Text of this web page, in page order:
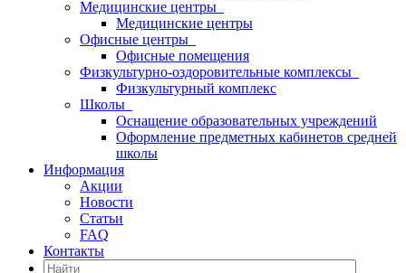
Медицинские центры
Медицинские центры
Офисные центры
Офисные помещения
Физкультурно-оздоровительные комплексы
Физкультурный комплекс
Школы
Оснащение образовательных учреждений
Оформление предметных кабинетов средней
школы
Информация
Акции
Новости
Статьи
FAQ
Контакты